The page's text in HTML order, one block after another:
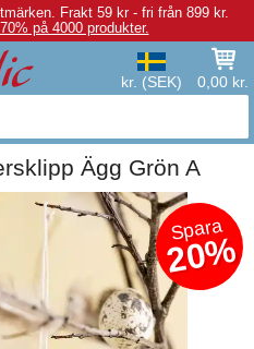
Frakt 59 kr - fri från 899 kr.
på 4000 produkter.
kr. (SEK) 0,00 kr.
Ägg Grön A
Spara
20%